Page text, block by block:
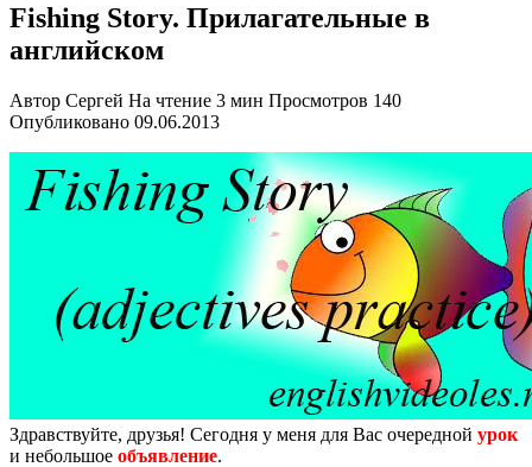
Fishing Story. Прилагательные в
английском
Автор Сергей На чтение 3 мин Просмотров 140
Опубликовано 09.06.2013
Здравствуйте, друзья! Сегодня у меня для Вас очередной урок
и небольшое объявление.